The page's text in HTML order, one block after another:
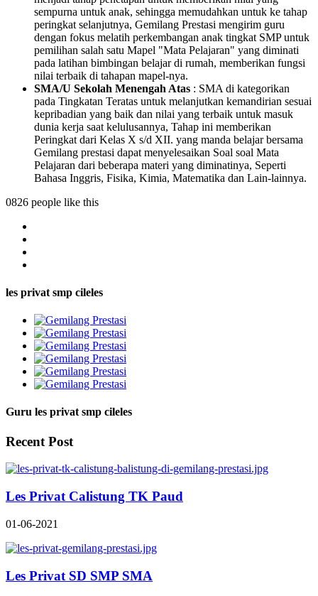
sempurna untuk anak, sehingga memudahkan untuk ke tahap
peringkat selanjutnya, Gemilang Prestasi mengirim guru
dengan fokus melatih perkembangan anak tingkat SMP untuk
pemilihan salah satu Mapel "Mata Pelajaran" yang diminati
pada latihan bimbingan belajar di rumah, memberikan fungsi
nilai terbaik di tahapan mapel-nya.
SMA/U Sekolah Menengah Atas : SMA di kategorikan
pada Tingkatan Teratas untuk melanjutkan kemandirian sesuai
kepribadian yang baik dan nilai yang terbaik untuk masuk
dunia kerja saat kelulusannya, Tahap ini memberikan
Peringkat dari Kelas X s/d XII. yang manda belajar bersama
Gemilang prestasi dapat menyelesaikan Soal soal Mata
Pelajaran dari beberapa materi yang diminatinya, Seperti
Bahasa Inggris, Fisika, Kimia, Matematika dan Lain-lainnya.
0826 people like this
les privat smp cileles
Guru les privat smp cileles
Recent Post
Les Privat Calistung TK Paud
01-06-2021
Les Privat SD SMP SMA